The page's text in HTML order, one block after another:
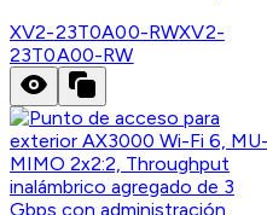
XV2-23T0A00-RWXV2-
23T0A00-RW